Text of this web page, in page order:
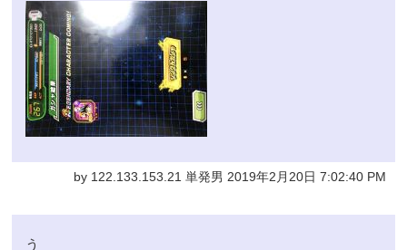
by 122.133.153.21 単発男 2019年2月20日 7:02:40 PM
う